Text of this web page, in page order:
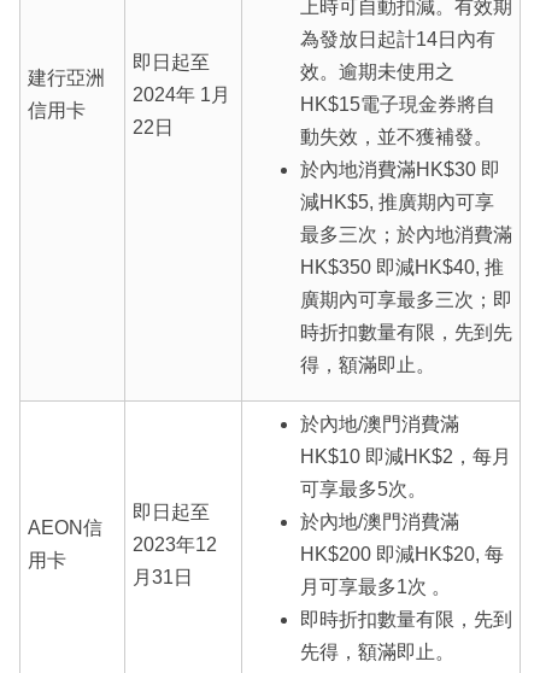
建行亞洲
信用卡
即日起至
2024年 1月
22日
上時可自動扣減。有效期
為發放日起計14日內有
效。逾期未使用之
HK$15電子現金券將自
動失效，並不獲補發。
於內地消費滿HK$30 即
減HK$5, 推廣期內可享
最多三次；於內地消費滿
HK$350 即減HK$40, 推
廣期內可享最多三次；即
時折扣數量有限，先到先
得，額滿即止。
AEON信
用卡
即日起至
2023年12
月31日
於內地/澳門消費滿
HK$10 即減HK$2，每月
可享最多5次。
於內地/澳門消費滿
HK$200 即減HK$20, 每
月可享最多1次 。
即時折扣數量有限，先到
先得，額滿即止。